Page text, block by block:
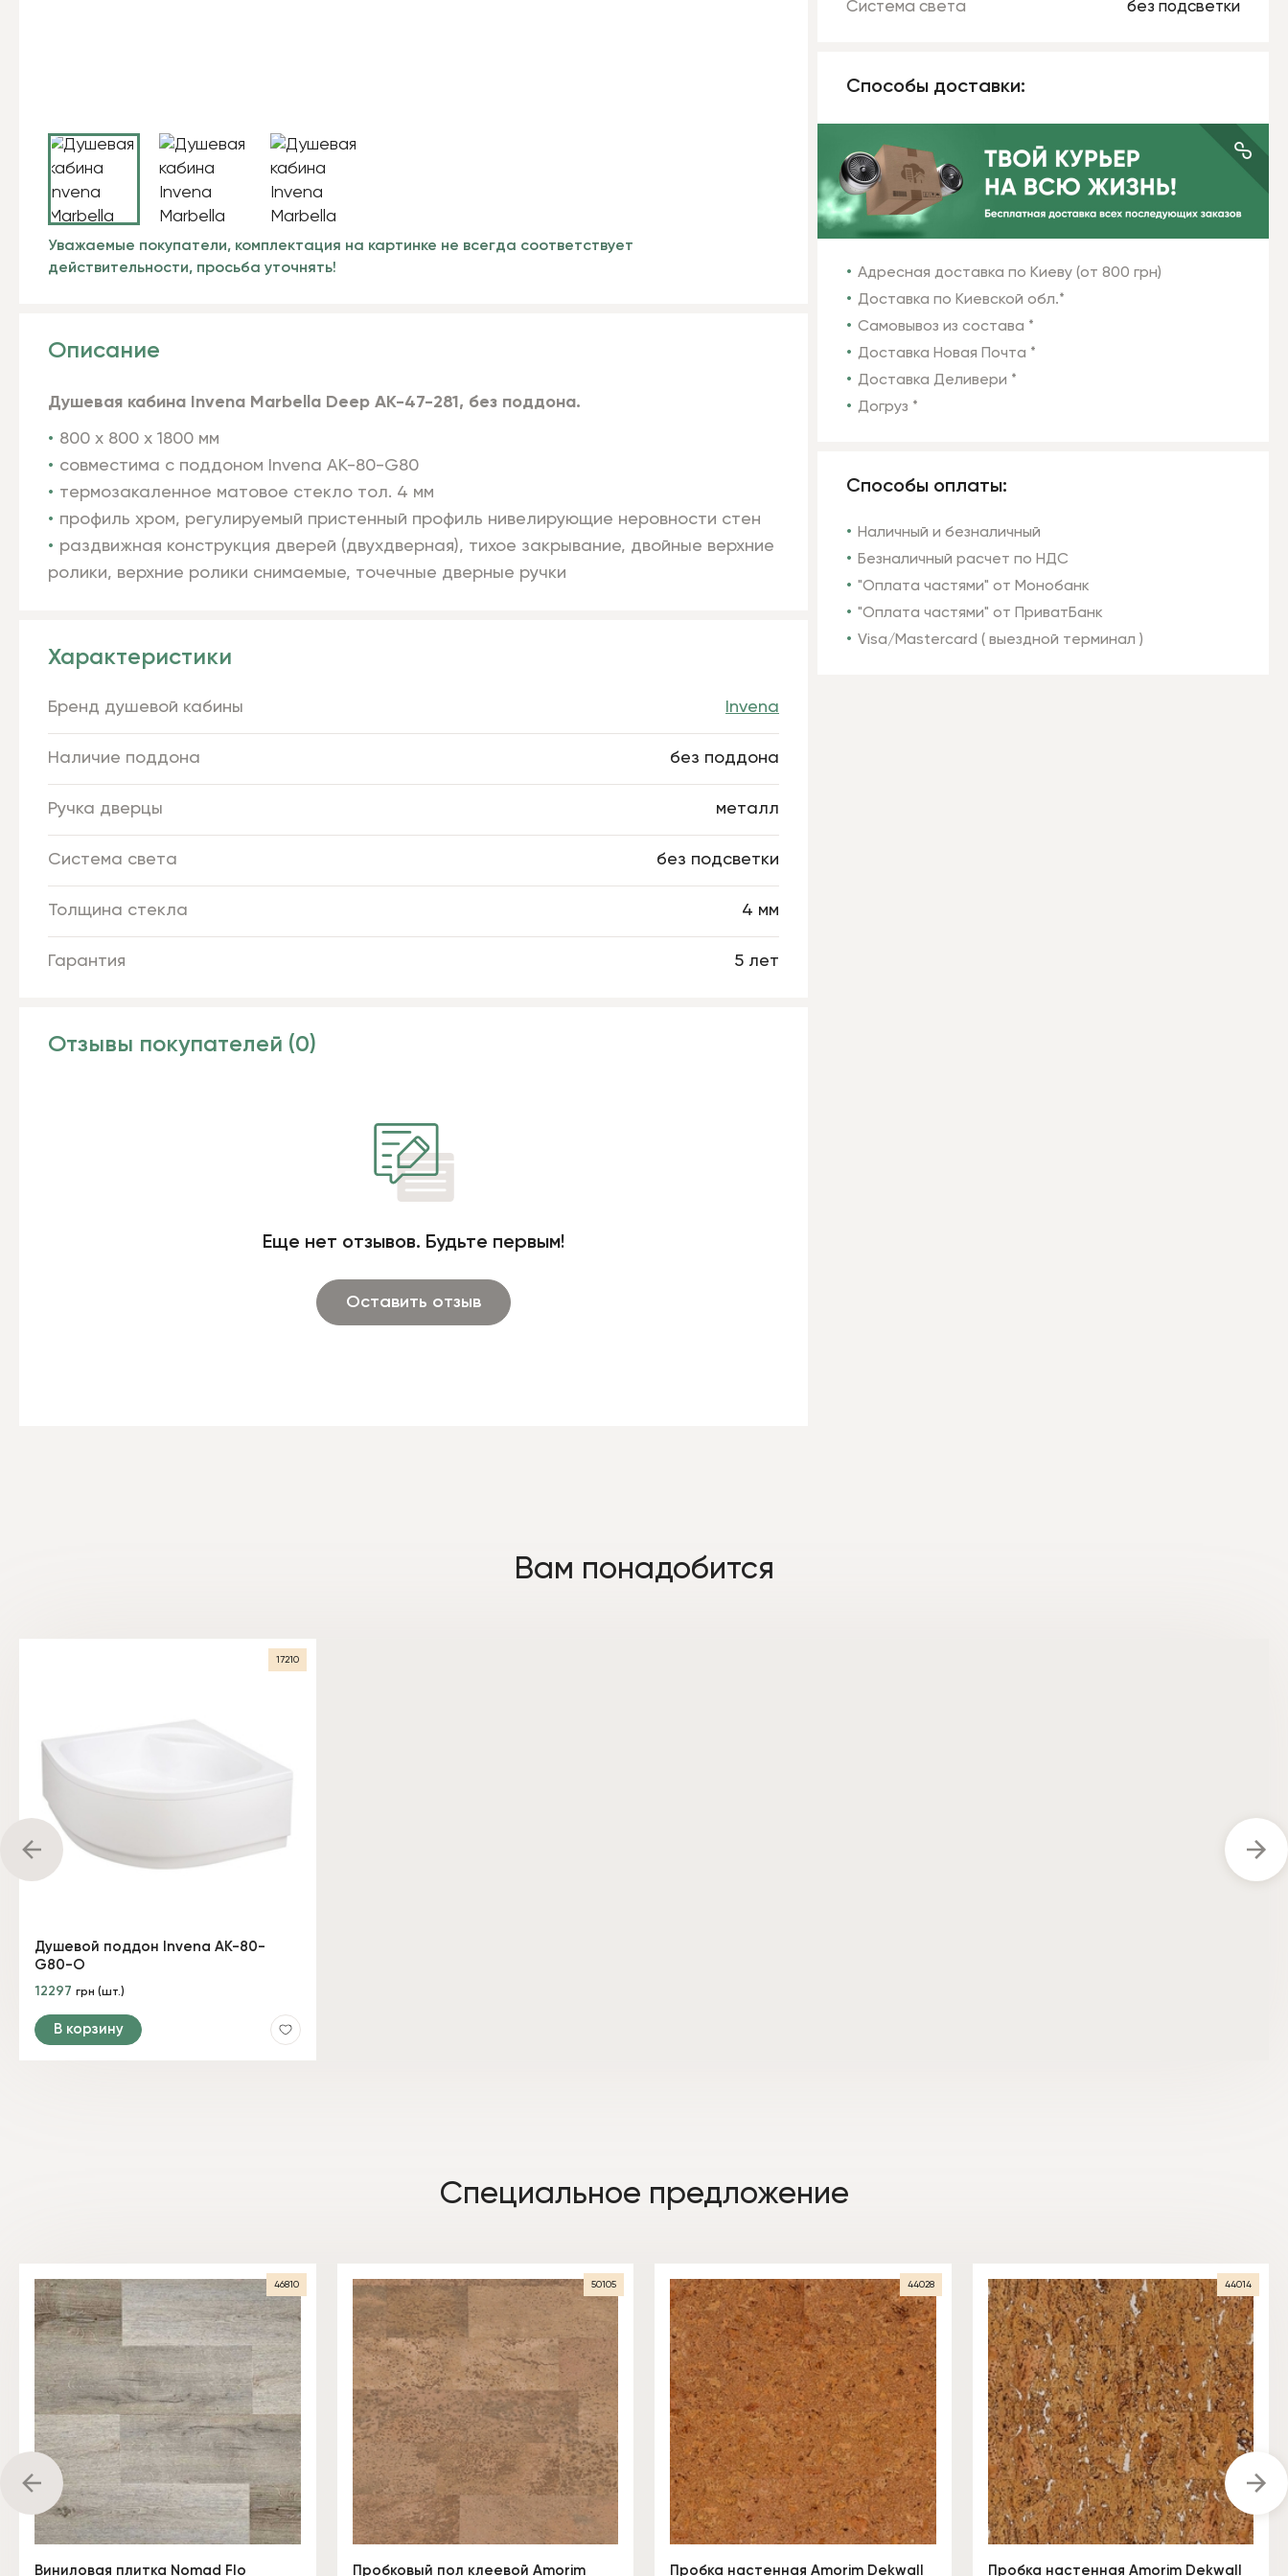
Уважаемые покупатели, комплектация на картинке не всегда соответствует
действительности, просьба уточнять!
Система света без подсветки
Способы доставки:
Адресная доставка по Киеву (от 800 грн)
Доставка по Киевской обл.*
Самовывоз из состава *
Доставка Новая Почта *
Доставка Деливери *
Догруз *
Способы оплаты:
Наличный и безналичный
Безналичный расчет по НДС
"Оплата частями" от Монобанк
"Оплата частями" от ПриватБанк
Visa/Mastercard ( выездной терминал )
Описание
Душевая кабина Invena Marbella Deep AK-47-281, без поддона.
800 x 800 х 1800 мм
совместима с поддоном Invena AK-80-G80
термозакаленное матовое стекло тол. 4 мм
профиль хром, регулируемый пристенный профиль нивелирующие неровности стен
раздвижная конструкция дверей (двухдверная), тихое закрывание, двойные верхние
ролики, верхние ролики снимаемые, точечные дверные ручки
Характеристики
Бренд душевой кабины Invena
Наличие поддона без поддона
Ручка дверцы металл
Система света без подсветки
Толщина стекла 4 мм
Гарантия 5 лет
Отзывы покупателей (0)
Еще нет отзывов. Будьте первым!
Оставить отзыв
Вам понадобится
17210
Душевой поддон Invena AK-80-
G80-O
12297 грн (шт.)
В корзину
Специальное предложение
46810
Виниловая плитка Nomad Flo
50105
Пробковый пол клеевой Amorim
44028
Пробка настенная Amorim Dekwall
44014
Пробка настенная Amorim Dekwall